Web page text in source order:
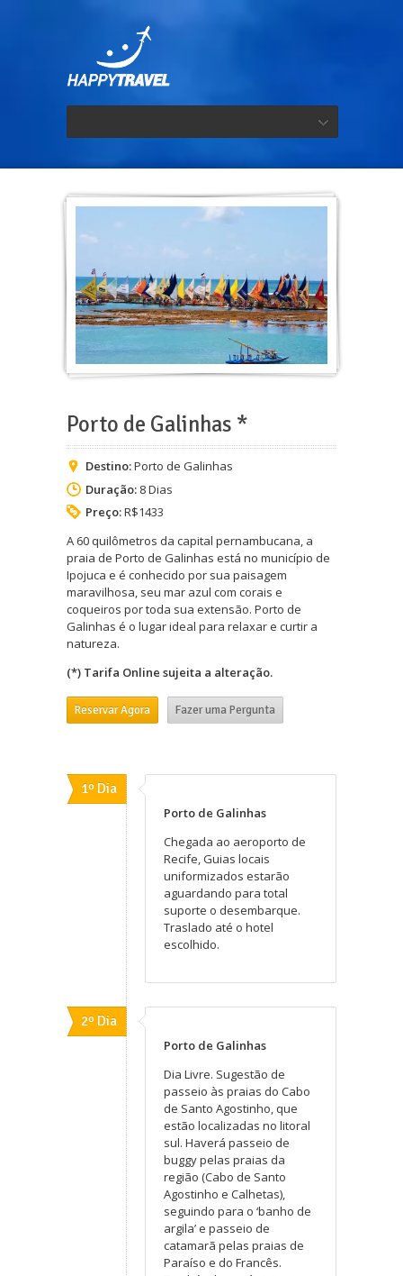
Porto de Galinhas *
Destino:Porto de Galinhas
Duração: 8 Dias
Preço:R$1433
A 60 quilômetros da capital pernambucana, a
praia de Porto de Galinhas está no município de
Ipojuca e é conhecido por sua paisagem
maravilhosa, seu mar azul com corais e
coqueiros por toda sua extensão. Porto de
Galinhas é o lugar ideal para relaxar e curtir a
natureza.
(*) Tarifa Online sujeita a alteração.
Reservar Agora Fazer uma Pergunta
1º Dia
Porto de Galinhas
Chegada ao aeroporto de
Recife, Guias locais
uniformizados estarão
aguardando para total
suporte o desembarque.
Traslado até o hotel
escolhido.
2º Dia
Porto de Galinhas
Dia Livre. Sugestão de
passeio às praias do Cabo
de Santo Agostinho, que
estão localizadas no litoral
sul. Haverá passeio de
buggy pelas praias da
região (Cabo de Santo
Agostinho e Calhetas),
seguindo para o ‘banho de
argila’ e passeio de
catamarã pelas praias de
Paraíso e do Francês.